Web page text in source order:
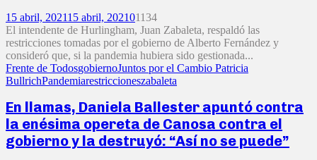
15 abril, 202115 abril, 202101134
El intendente de Hurlingham, Juan Zabaleta, respaldó las
restricciones tomadas por el gobierno de Alberto Fernández y
consideró que, si la pandemia hubiera sido gestionada...
Frente de TodosgobiernoJuntos por el Cambio Patricia
BullrichPandemiarestriccioneszabaleta
En llamas, Daniela Ballester apuntó contra
la enésima opereta de Canosa contra el
gobierno y la destruyó: “Así no se puede”